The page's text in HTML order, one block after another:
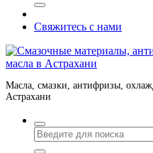
Свяжитесь с нами
Масла, смазки, антифризы,
Астрахани